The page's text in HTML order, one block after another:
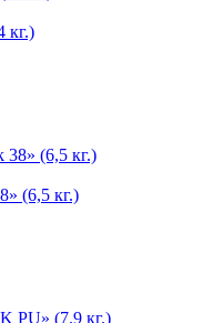
кг.)
(6,5 кг.)